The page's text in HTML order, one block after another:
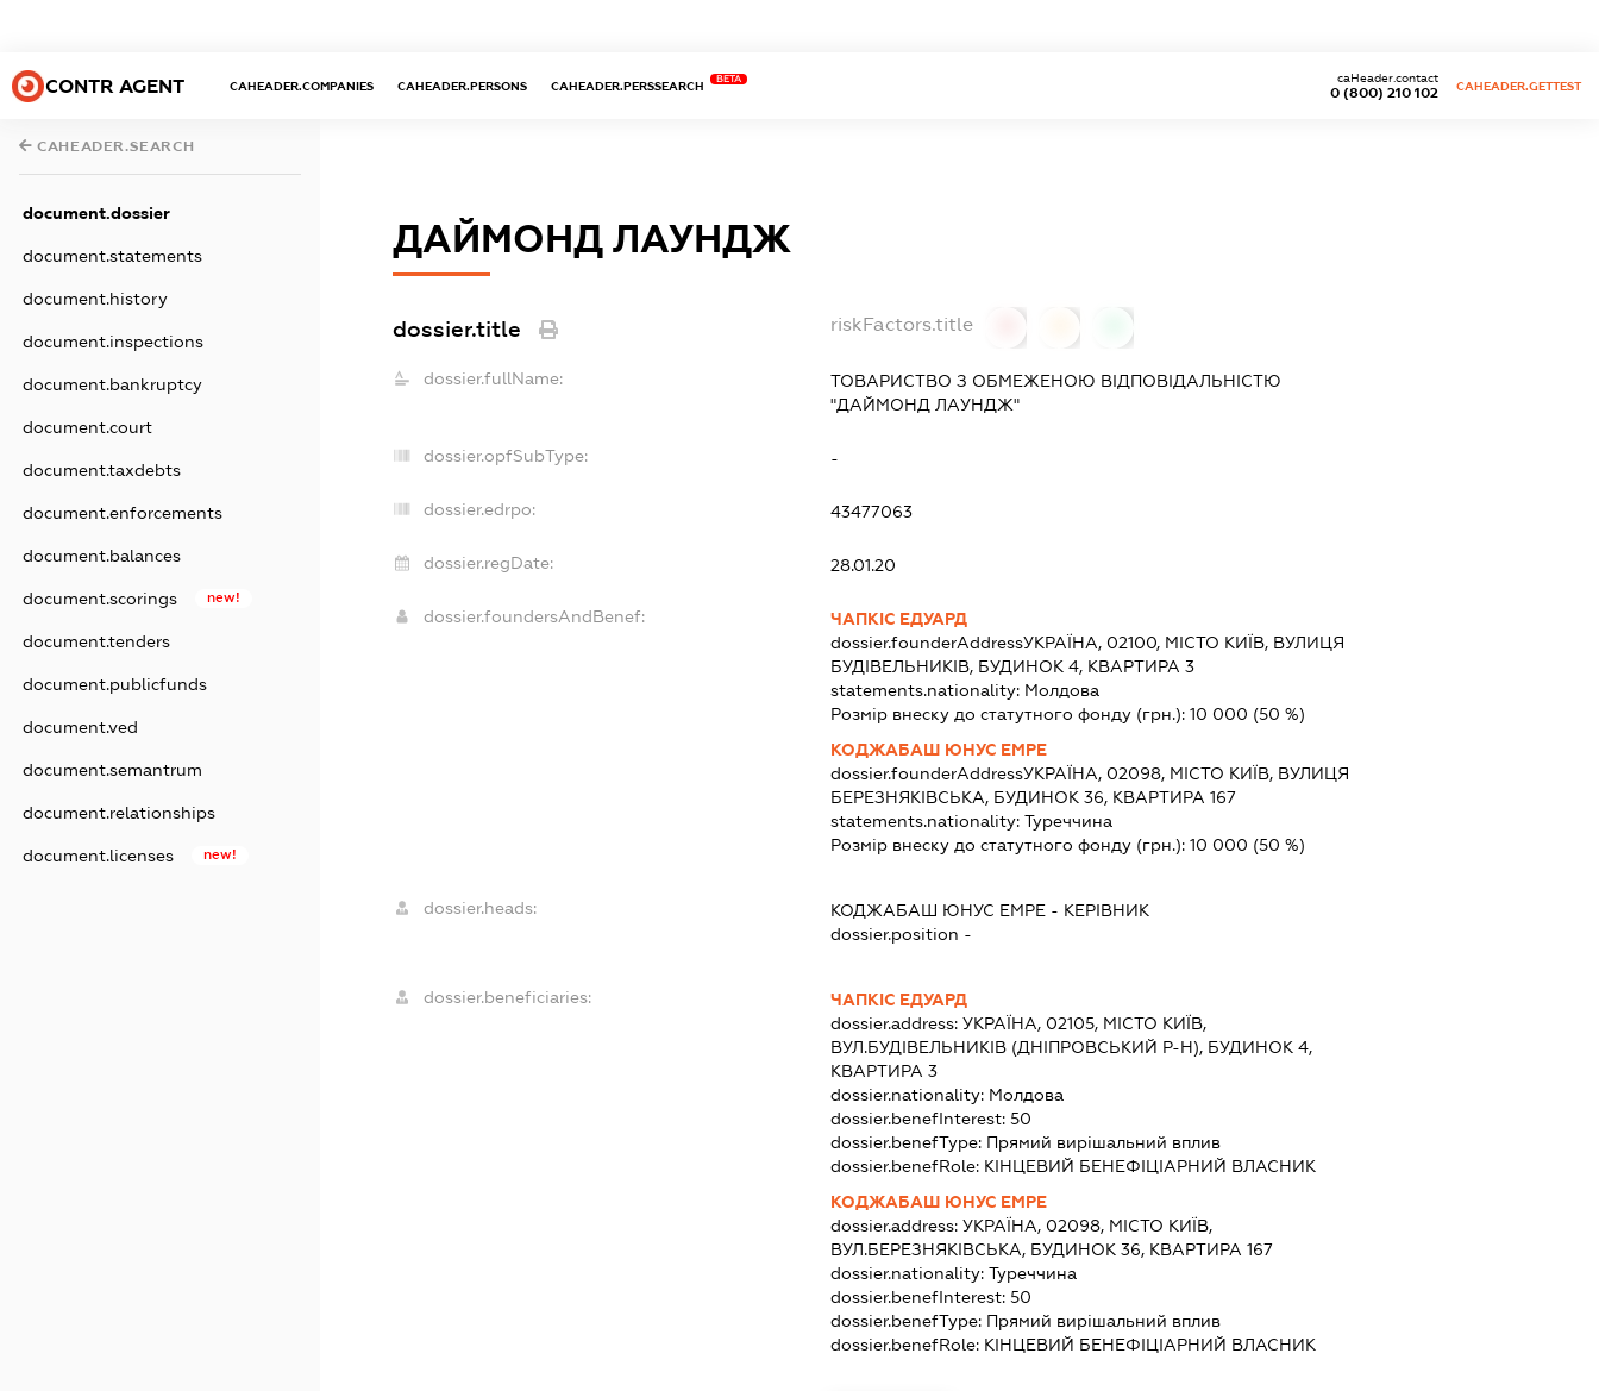
CONTR AGENT CAHEADER.COMPANIES CAHEADER.PERSONS CAHEADER.PERSSEARCH
BETA
0 (800) 210 102
caHeader.contact
CAHEADER.GETTEST
CAHEADER.SEARCH
document.dossier
document.statements
document.history
document.inspections
document.bankruptcy
document.court
document.taxdebts
document.enforcements
document.balances
document.scorings new!
document.tenders
document.publicfunds
document.ved
document.semantrum
document.relationships
document.licenses new!
ДАЙМОНД ЛАУНДЖ
dossier.title riskFactors.title
dossier.fullName:
ТОВАРИСТВО З ОБМЕЖЕНОЮ ВІДПОВІДАЛЬНІСТЮ
"ДАЙМОНД ЛАУНДЖ"
dossier.opfSubType: -
dossier.edrpo: 43477063
dossier.regDate: 28.01.20
dossier.foundersAndBenef:
ЧАПКІС ЕДУАРД
dossier.founderAddressУКРАЇНА, 02100, МІСТО КИЇВ, ВУЛИЦЯ
БУДІВЕЛЬНИКІВ, БУДИНОК 4, КВАРТИРА 3
statements.nationality: Молдова
Розмір внеску до статутного фонду (грн.):10 000 (50 %)
КОДЖАБАШ ЮНУС ЕМРЕ
dossier.founderAddressУКРАЇНА, 02098, МІСТО КИЇВ, ВУЛИЦЯ
БЕРЕЗНЯКІВСЬКА, БУДИНОК 36, КВАРТИРА 167
statements.nationality:Туреччина
Розмір внеску до статутного фонду (грн.):10 000 (50 %)
dossier.heads: КОДЖАБАШ ЮНУС ЕМРЕ - КЕРІВНИК
dossier.position -
dossier.beneficiaries:
ЧАПКІС ЕДУАРД
dossier.address:УКРАЇНА, 02105, МІСТО КИЇВ,
ВУЛ.БУДІВЕЛЬНИКІВ (ДНІПРОВСЬКИЙ Р-Н), БУДИНОК 4,
КВАРТИРА 3
dossier.nationality: Молдова
dossier.benefInterest:50
dossier.benefType: Прямий вирішальний вплив
dossier.benefRole: КІНЦЕВИЙ БЕНЕФІЦІАРНИЙ ВЛАСНИК
КОДЖАБАШ ЮНУС ЕМРЕ
dossier.address:УКРАЇНА, 02098, МІСТО КИЇВ,
ВУЛ.БЕРЕЗНЯКІВСЬКА, БУДИНОК 36, КВАРТИРА 167
dossier.nationality:Туреччина
dossier.benefInterest:50
dossier.benefType: Прямий вирішальний вплив
dossier.benefRole: КІНЦЕВИЙ БЕНЕФІЦІАРНИЙ ВЛАСНИК